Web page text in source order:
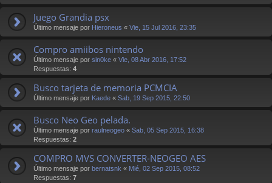
Juego Grandia psx
Último mensaje por Hieroneus « Vie, 15 Jul 2016, 23:35
Compro amiibos nintendo
Último mensaje por sin0ke « Vie, 08 Abr 2016, 17:52
Respuestas: 4
Busco tarjeta de memoria PCMCIA
Último mensaje por Kaede « Sab, 19 Sep 2015, 22:50
Busco Neo Geo pelada.
Último mensaje por raulneogeo « Sab, 05 Sep 2015, 16:38
Respuestas: 2
COMPRO MVS CONVERTER-NEOGEO AES
Último mensaje por bernatsnk « Mié, 02 Sep 2015, 08:52
Respuestas: 7